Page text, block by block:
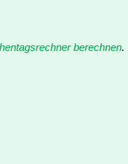
berechnen.